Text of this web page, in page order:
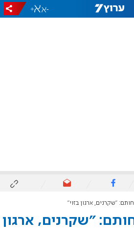
-
+
"שקרנים, ארגון בזוי"
"שקרנים, ארגון